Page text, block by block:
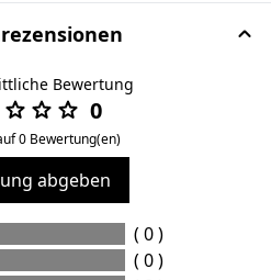
Bewertung
0
0 Bewertung(en)
abgeben
( 0 )
( 0 )